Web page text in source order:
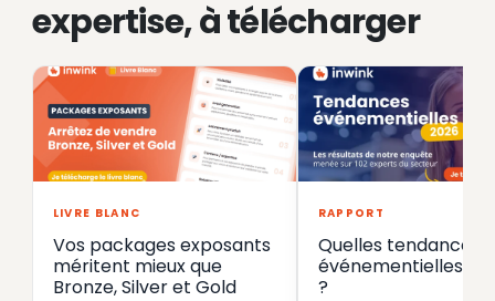
expertise, à télécharger
LIVRE BLANC
Vos packages exposants
méritent mieux que
Bronze, Silver et Gold
RAPPORT
Quelles tendances
événementielles en
?